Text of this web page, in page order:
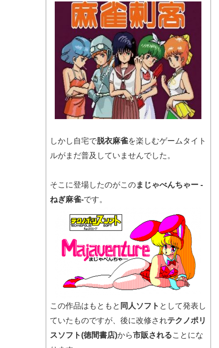
しかし自宅で脱衣麻雀を楽しむゲームタイト
ルがまだ普及していませんでした。
そこに登場したのがこのまじゃべんちゃー -
ねぎ麻雀-です。
この作品はもともと 同人ソフト として発表し
ていたものですが、後に改修されテクノポリ
スソフト(徳間書店)から市販されることにな